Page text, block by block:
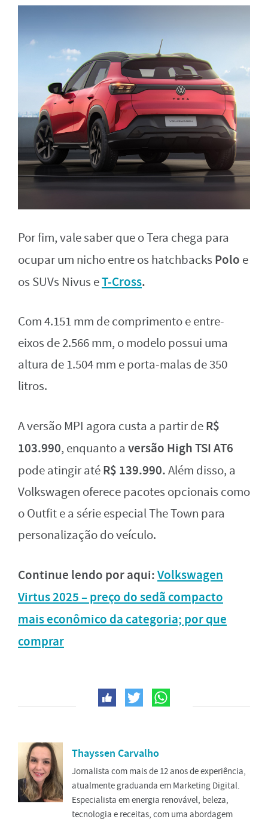
Por fim, vale saber que o Tera chega para
ocupar um nicho entre os hatchbacks Polo e
os SUVs Nivus eT-Cross.
Com 4.151 mm de comprimento e entre-
eixos de 2.566 mm, o modelo possui uma
altura de 1.504 mm e porta-malas de 350
litros.
A versão MPI agora custa a partir deR$
103.990, enquanto a versão High TSI AT6
pode atingir atéR$ 139.990.Além disso, a
Volkswagen oferece pacotes opcionais como
o Outfit e a série especial The Town para
personalização do veículo.
Continue lendo por aqui:Volkswagen
Virtus 2025 – preço do sedã compacto
mais econômico da categoria; por que
comprar
Thayssen Carvalho
Jornalista com mais de 12 anos de experiência,
atualmente graduanda em Marketing Digital.
Especialista em energia renovável, beleza,
tecnologia e receitas, com uma abordagem